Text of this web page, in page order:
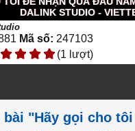
DALINK STUDIO -
Mã số: 247103
(1 lượt)
bài "Hãy gọi cho